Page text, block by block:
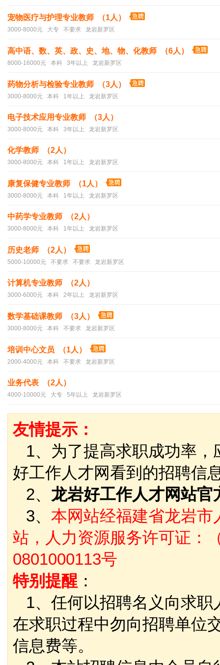
宠物医疗与护理专业教师 （1人）
3000-8000元 大专 不要求 龙岩新罗区
高中语、数、英、政、史、地、物、化教师 （6人）
8000-16000元 本科 3年以上 龙岩新罗区
药物分析与检验专业教师 （3人）
3000-8000元 本科 1年以上 龙岩新罗区
电子技术应用专业教师 （3人）
3000-8000元 本科 3年以上 龙岩新罗区
化学教师 （2人）
3000-8000元 本科 1年以上 龙岩新罗区
康复保健专业教师 （1人）
3000-8000元 本科 1年以上 龙岩新罗区
中药学专业教师 （2人）
3000-8000元 本科 1年以上 龙岩新罗区
历史老师 （2人）
5000-10000元 不要求 不要求 龙岩新罗区
计算机专业教师 （2人）
3000-6000元 本科 2年以上 龙岩新罗区
数学基础课教师 （3人）
3000-8000元 本科 不要求 龙岩新罗区
培训中心文员 （1人）
2000-4000元 本科 不要求 龙岩新罗区
业务代表 （2人）
4000-10000元 大专 5年以上 龙岩新罗区
友情提示：
1、为了提高求职成功率，
好工作人才网看到的招聘信
2、 龙岩好工作人才网站
3、 本网站经福建省龙岩
站，人力资源服务许可证：
0801000113号
特别提醒 ：
1、任何以招聘名义向求职
在求职过程中勿向招聘单位
信息费等。